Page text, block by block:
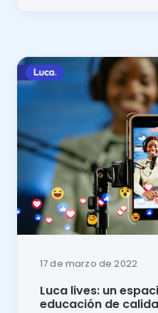
17 de marzo de 2022
Luca lives: un
educación de